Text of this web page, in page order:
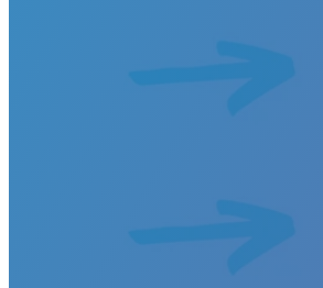
REFERENCIÁK
RÓLUNK